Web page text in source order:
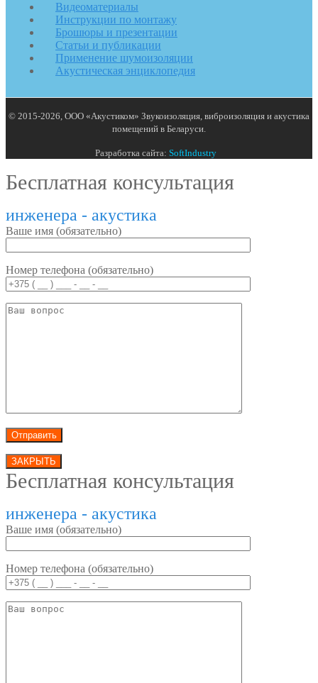
Видеоматериалы
Инструкции по монтажу
Брошюры и презентации
Статьи и публикации
Применение шумоизоляции
Акустическая энциклопедия
© 2015-2026, ООО «Акустиком» Звукоизоляция, виброизоляция и акустика
помещений в Беларуси.
Разработка сайта: SoftIndustry
Бесплатная консультация
инженера - акустика
Ваше имя (обязательно)
Номер телефона (обязательно)
ЗАКРЫТЬ
Бесплатная консультация
инженера - акустика
Ваше имя (обязательно)
Номер телефона (обязательно)